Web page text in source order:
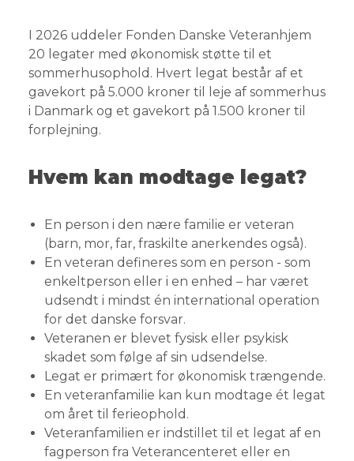
I 2026 uddeler Fonden Danske Veteranhjem
20 legater med økonomisk støtte til et
sommerhusophold. Hvert legat består af et
gavekort på 5.000 kroner til leje af sommerhus
i Danmark og et gavekort på 1.500 kroner til
forplejning.
Hvem kan modtage legat?
En person i den nære familie er veteran
(barn, mor, far, fraskilte anerkendes også).
En veteran defineres som en person - som
enkeltperson eller i en enhed – har været
udsendt i mindst én international operation
for det danske forsvar.
Veteranen er blevet fysisk eller psykisk
skadet som følge af sin udsendelse.
Legat er primært for økonomisk trængende.
En veteranfamilie kan kun modtage ét legat
om året til ferieophold.
Veteranfamilien er indstillet til et legat af en
fagperson fra Veterancenteret eller en